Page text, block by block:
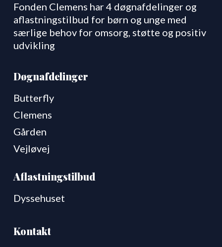
Fonden Clemens har 4 døgnafdelinger og
aflastningstilbud for børn og unge med
særlige behov for omsorg, støtte og positiv
udvikling
Døgnafdelinger
Butterfly
Clemens
Gården
Vejløvej
Aflastningstilbud
Dyssehuset
Kontakt